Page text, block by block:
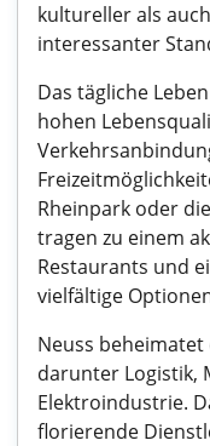
kultureller als
interessanter
Das tägliche
hohen
Rheinpark oder
tragen zu einem
Restaurants und
vielfältige
Neuss beheimatet
darunter Logistik,
Elektroindustrie.
florierende